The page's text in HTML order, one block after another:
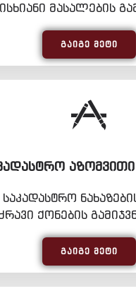
მასალების
ᲒᲐᲘᲒᲔ ᲛᲔᲢᲘ
ᲐᲖᲝᲛᲕᲘᲗᲘ
საკადასტრო
ქონების
ᲒᲐᲘᲒᲔ ᲛᲔᲢᲘ